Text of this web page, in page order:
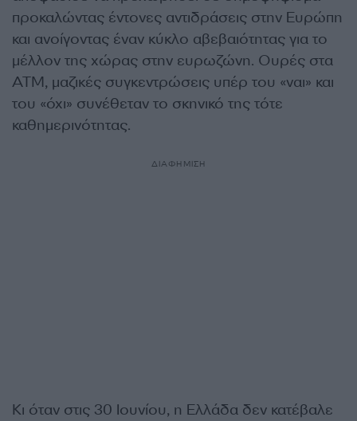
προκαλώντας έντονες αντιδράσεις στην Ευρώπη
και ανοίγοντας έναν κύκλο αβεβαιότητας για το
μέλλον της χώρας στην ευρωζώνη. Ουρές στα
ΑΤΜ, μαζικές συγκεντρώσεις υπέρ του «ναι» και
του «όχι» συνέθεταν το σκηνικό της τότε
καθημερινότητας.
ΔΙΑΦΗΜΙΣΗ
Κι όταν στις 30 Ιουνίου, η Ελλάδα δεν κατέβαλε